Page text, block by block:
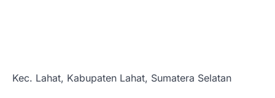
Kec. Lahat, Kabupaten Lahat, Sumatera Selatan